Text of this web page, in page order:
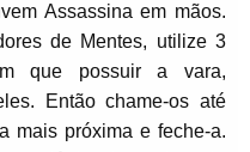
Assassina em mãos.
de Mentes, utilize 3
que possuir a vara,
Então chame-os até
mais próxima e feche-a.